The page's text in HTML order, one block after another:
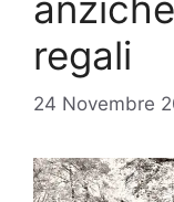
regali
24 Novembre